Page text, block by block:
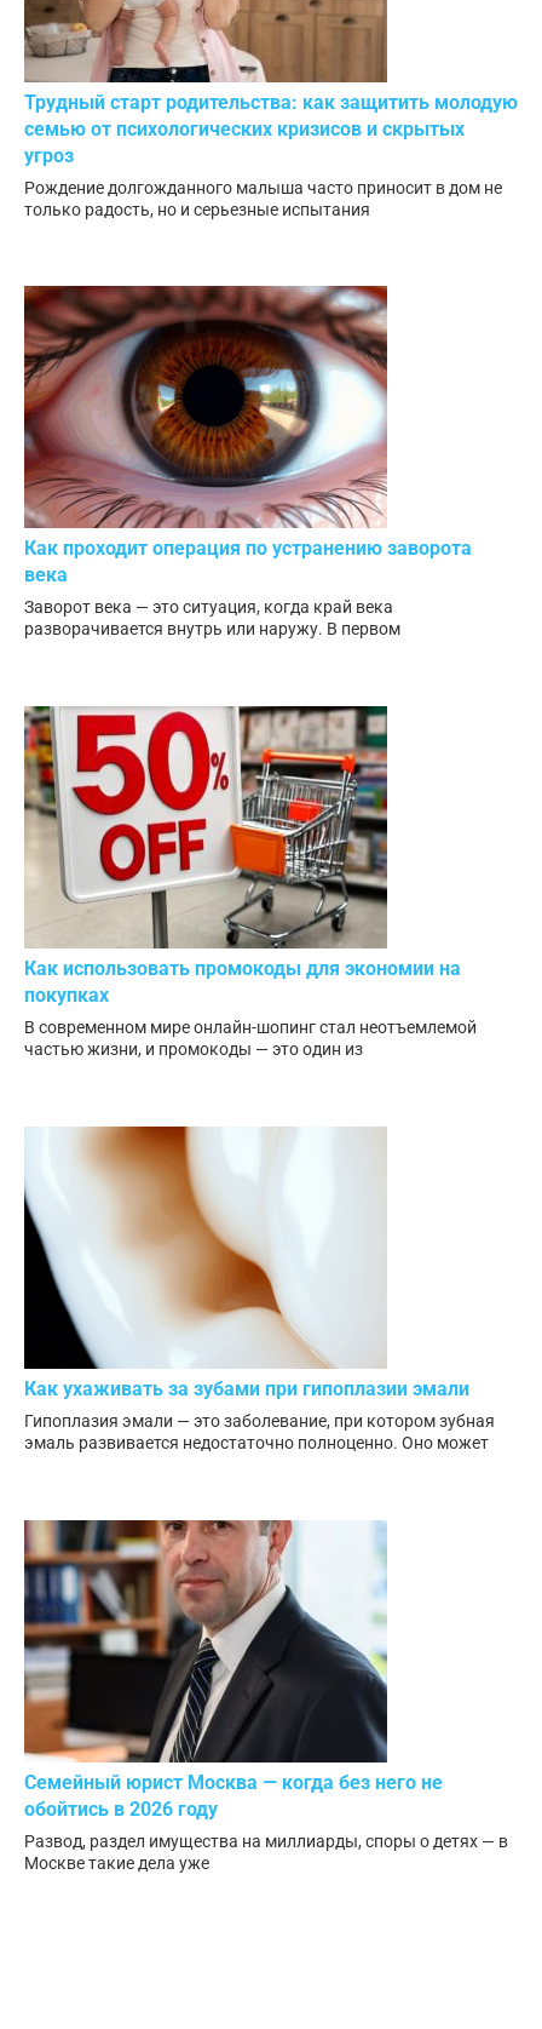
Трудный старт родительства: как защитить молодую
семью от психологических кризисов и скрытых
угроз
Рождение долгожданного малыша часто приносит в дом не
только радость, но и серьезные испытания
Как проходит операция по устранению заворота
века
Заворот века — это ситуация, когда край века
разворачивается внутрь или наружу. В первом
Как использовать промокоды для экономии на
покупках
В современном мире онлайн-шопинг стал неотъемлемой
частью жизни, и промокоды — это один из
Как ухаживать за зубами при гипоплазии эмали
Гипоплазия эмали — это заболевание, при котором зубная
эмаль развивается недостаточно полноценно. Оно может
Семейный юрист Москва — когда без него не
обойтись в 2026 году
Развод, раздел имущества на миллиарды, споры о детях — в
Москве такие дела уже